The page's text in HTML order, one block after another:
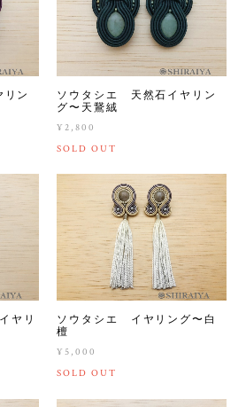
ン
ソウタシエ 天然石イヤリン
グ〜天鵞絨
¥2,800
SOLD OUT
ヤリ
ソウタシエ イヤリング〜白
檀
¥5,000
SOLD OUT